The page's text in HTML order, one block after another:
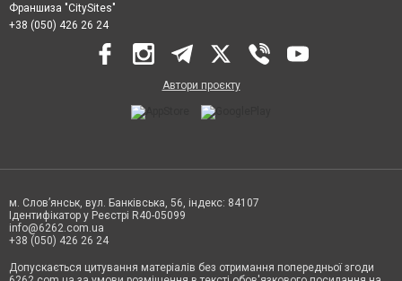
Франшиза "CitySites"
+38 (050) 426 26 24
Автори проєкту
м. Слов’янськ, вул. Банківська, 56, індекс: 84107
Ідентифікатор у Реєстрі R40-05099
info@6262.com.ua
+38 (050) 426 26 24
Допускається цитування матеріалів без отримання попередньої згоди